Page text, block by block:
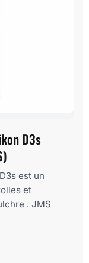
D3s
est un
et
. JMS